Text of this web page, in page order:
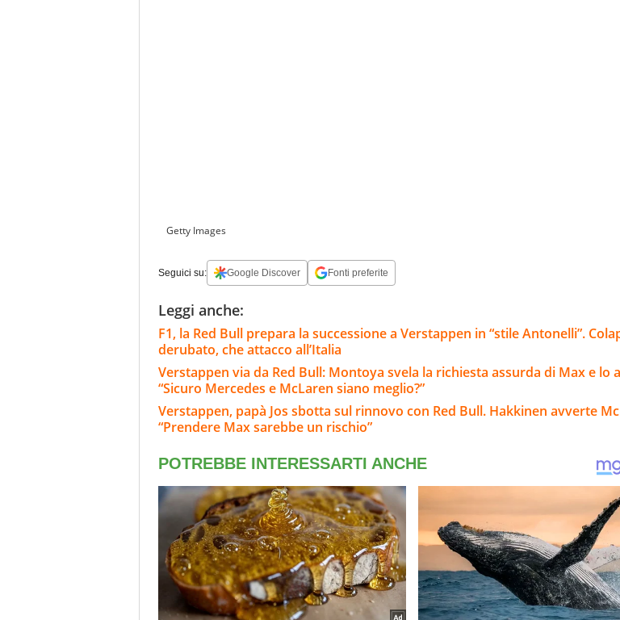
Getty Images
Seguici su: Google Discover Fonti preferite
Leggi anche:
F1, la Red Bull prepara la successione a Verstappen in “stile Antonelli”.
derubato, che attacco all’Italia
Verstappen via da Red Bull: Montoya svela la richiesta assurda di Max e lo
“Sicuro Mercedes e McLaren siano meglio?”
Verstappen, papà Jos sbotta sul rinnovo con Red Bull. Hakkinen avverte
“Prendere Max sarebbe un rischio”